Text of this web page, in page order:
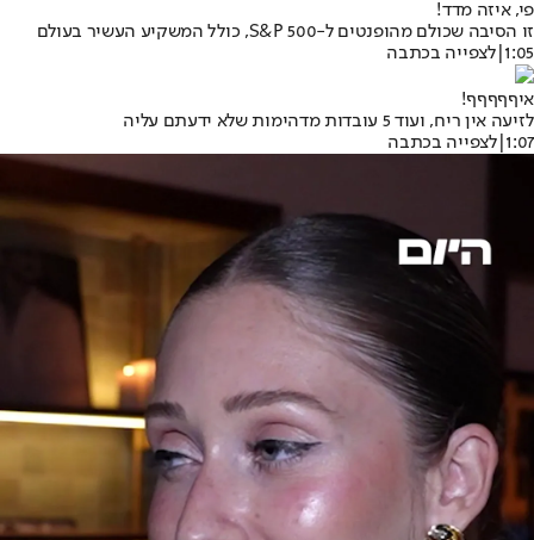
פי, איזה מדד!
זו הסיבה שכולם מהופנטים ל-S&P 500, כולל המשקיע העשיר בעולם
1:05
|לצפייה בכתבה
איףףףףף!
לזיעה אין ריח, ועוד 5 עובדות מדהימות שלא ידעתם עליה
1:07
|לצפייה בכתבה